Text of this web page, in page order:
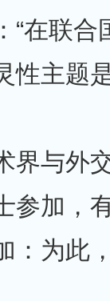
“在联合
性主题
界与外
参加，
：为此